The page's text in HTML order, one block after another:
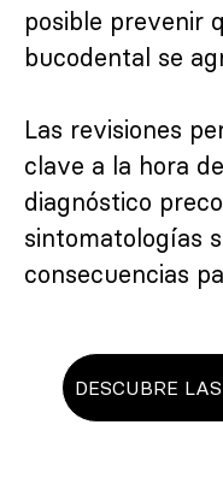
posible prevenir
bucodental se
Las revisiones
clave a la hora
diagnóstico
sintomatologías
consecuencias
DESCUBRE